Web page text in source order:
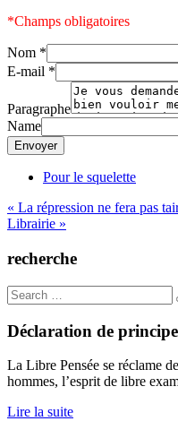
*Champs obligatoires
Nom *
E-mail *
Paragraphe
Name
Envoyer
Pour le squelette
Navigation
de
l’article
« La répression ne fera pas
Librairie »
recherche
Search
for:
Déclaration de
La Libre Pensée se réclame
hommes, l’esprit de libre
Lire la suite